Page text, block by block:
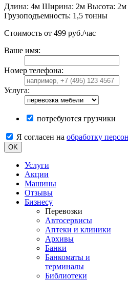
Длина: 4м Ширина: 2м Высота: 2м
Грузоподъемность: 1,5 тонны
Стоимость от 499 руб./час
Ваше имя:
Номер телефона:
Услуга:
потребуются грузчики
Я согласен на обработку
OK
Услуги
Акции
Машины
Отзывы
Бизнесу
Перевозки
Автосервисы
Аптеки и клиники
Архивы
Банки
Банкоматы и
терминалы
Библиотеки